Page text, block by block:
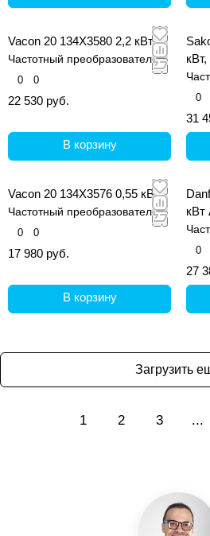
Vacon 20 134X3580 2,2 кВт
Частотный преобразователь
0 0
22 530 руб.
В корзину
0
31
Vacon 20 134X3576 0,55 кВт
Частотный преобразователь
0 0
17 980 руб.
В корзину
кВт
0
27
Загрузить
1 2 3 ...